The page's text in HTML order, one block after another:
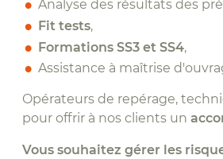
Analyse des résultats des
Fit tests,
Formations SS3 et SS4,
Assistance à maîtrise
Opérateurs de repérage,
pour offrir à nos clients un
Vous souhaitez gérer les